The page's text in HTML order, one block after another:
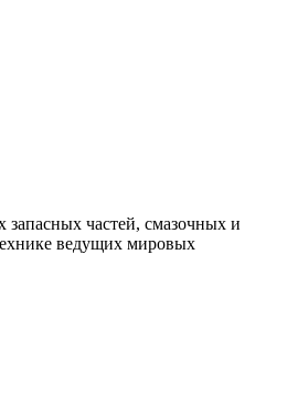
запасных частей, смазочных и
ведущих мировых